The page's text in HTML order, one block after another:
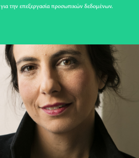
για την επεξεργασία προσωπικών δεδομένων.